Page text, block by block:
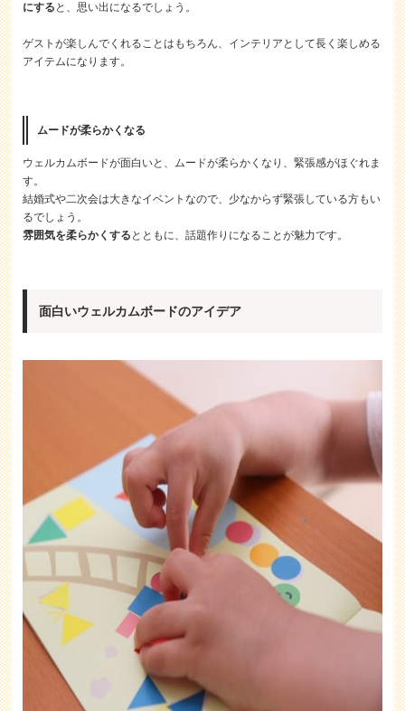
にする と、思い出になるでしょう。
ゲストが楽しんでくれることはもちろん、インテリアとして長く楽しめる
アイテムになります。
ムードが柔らかくなる
ウェルカムボードが面白いと、ムードが柔らかくなり、緊張感がほぐれま
す。
結婚式や二次会は大きなイベントなので、少なからず緊張している方もい
るでしょう。
雰囲気を柔らかくする とともに、話題作りになることが魅力です。
面白いウェルカムボードのアイデア